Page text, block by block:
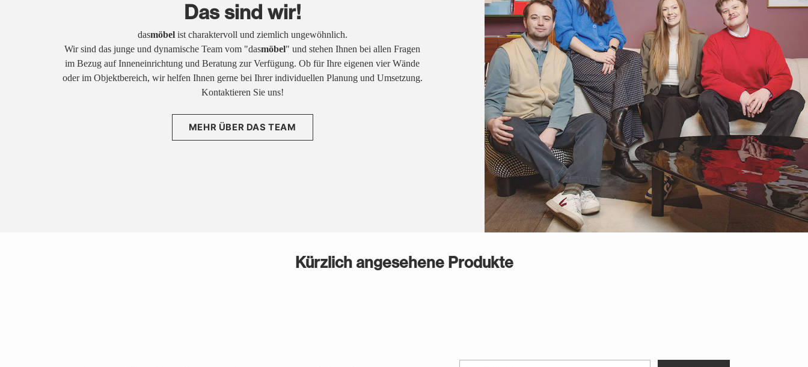
Das sind wir!
dasmöbelist charaktervoll und ziemlich ungewöhnlich.
Wir sind das junge und dynamische Team vom "dasmöbel" und stehen Ihnen bei allen Fragen
im Bezug auf Inneneinrichtung und Beratung zur Verfügung. Ob für Ihre eigenen vier Wände
oder im Objektbereich, wir helfen Ihnen gerne bei Ihrer individuellen Planung und Umsetzung.
Kontaktieren Sie uns!
MEHR ÜBER DAS TEAM
Kürzlich angesehene Produkte